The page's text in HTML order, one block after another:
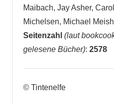
Maibach, Jay Asher,
Michelsen, Michael
Seitenzahl (laut
gelesene Bücher): 2578
© Tintenelfe